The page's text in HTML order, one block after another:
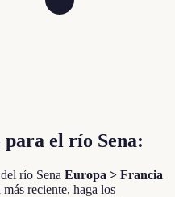
el río Sena:
río Sena Europa > Francia
reciente, haga los